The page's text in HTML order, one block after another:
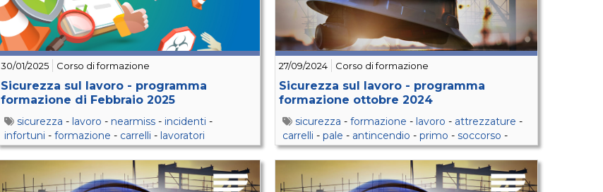
30/01/2025 Corso di formazione
Sicurezza sul lavoro - programma
formazione di Febbraio 2025
sicurezza - lavoro - nearmiss - incidenti -
infortuni -formazione - carrelli - lavoratori
27/09/2024 Corso di formazione
Sicurezza sul lavoro - programma
formazione ottobre 2024
sicurezza - formazione - lavoro - attrezzature -
carrelli - pale - antincendio - primo - soccorso -
diisocianati